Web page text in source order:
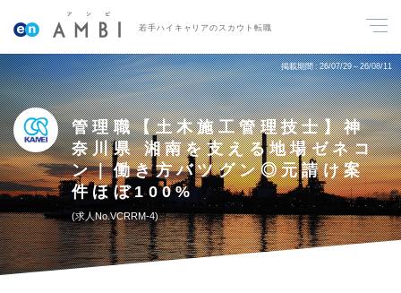
若手ハイキャリアのスカウト転職
掲載期間 26/07/29～26/08/11
管理職【土木施工管理技士】神
奈川県 湘南を支える地場ゼネコ
ン｜働き方バツグン◎元請け案
件ほぼ100%
求人No.VCRRM-4